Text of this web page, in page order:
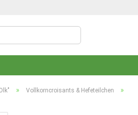
» Vollkorncroisants & Hefeteilchen »